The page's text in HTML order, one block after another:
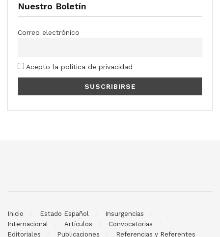
Nuestro Boletín
Correo electrónico
Acepto la política de privacidad
Inicio Estado Español
Insurgencias
Internacional
Artículos
Convocatorias
Editoriales
Publicaciones Referencias y Referentes